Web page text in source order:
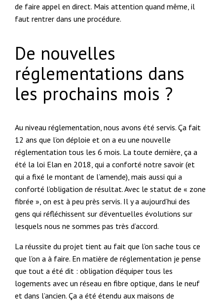
de faire appel en direct. Mais attention quand même, il
faut rentrer dans une procédure.
De nouvelles
réglementations dans
les prochains mois ?
Au niveau réglementation, nous avons été servis. Ça fait
12 ans que l’on déploie et on a eu une nouvelle
réglementation tous les 6 mois. La toute dernière, ça a
été la loi Elan en 2018, qui a conforté notre savoir (et
qui a fixé le montant de l’amende), mais aussi qui a
conforté l’obligation de résultat. Avec le statut de « zone
fibrée », on est à peu près servis. Il y a aujourd’hui des
gens qui réfléchissent sur d’éventuelles évolutions sur
lesquels nous ne sommes pas très d’accord.
La réussite du projet tient au fait que l’on sache tous ce
que l’on a à faire. En matière de réglementation je pense
que tout a été dit : obligation d’équiper tous les
logements avec un réseau en fibre optique, dans le neuf
et dans l’ancien. Ça a été étendu aux maisons de